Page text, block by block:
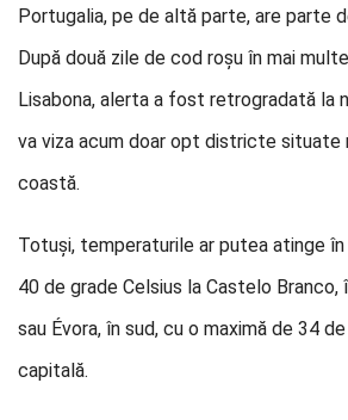
Portugalia, pe de altă parte, are parte
După două zile de cod roşu în mai
Lisabona, alerta a fost retrogradată la
va viza acum doar opt districte situate
coastă.
Totuşi, temperaturile ar putea atinge
40 de grade Celsius la Castelo Branco,
sau Évora, în sud, cu o maximă de 34
capitală.